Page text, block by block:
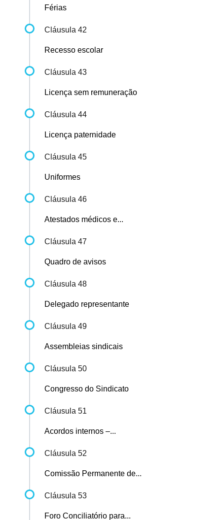
Férias
Cláusula 42
Recesso escolar
Cláusula 43
Licença sem remuneração
Cláusula 44
Licença paternidade
Cláusula 45
Uniformes
Cláusula 46
Atestados médicos e...
Cláusula 47
Quadro de avisos
Cláusula 48
Delegado representante
Cláusula 49
Assembleias sindicais
Cláusula 50
Congresso do Sindicato
Cláusula 51
Acordos internos –...
Cláusula 52
Comissão Permanente de...
Cláusula 53
Foro Conciliatório para...